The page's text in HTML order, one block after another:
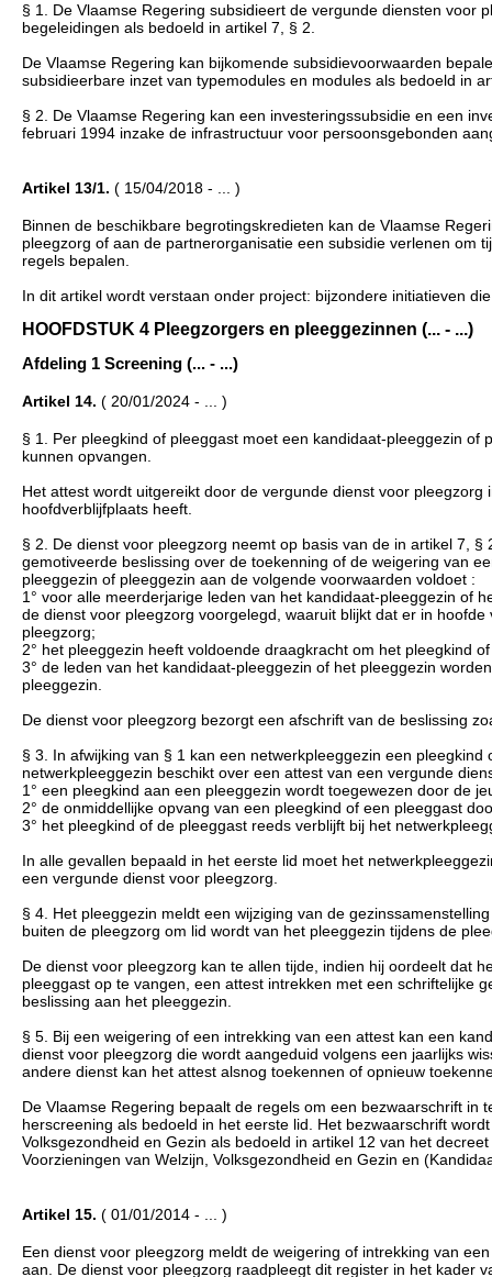
§ 1. De Vlaamse Regering subsidieert de vergunde diensten voor
begeleidingen als bedoeld in artikel 7, § 2.
De Vlaamse Regering kan bijkomende subsidievoorwaarden
subsidieerbare inzet van typemodules en modules als bedoeld in
§ 2. De Vlaamse Regering kan een investeringssubsidie en een
februari 1994 inzake de infrastructuur voor persoonsgebonden
Artikel 13/1. ( 15/04/2018 - ... )
Binnen de beschikbare begrotingskredieten kan de Vlaamse
pleegzorg of aan de partnerorganisatie een subsidie verlenen om
regels bepalen.
In dit artikel wordt verstaan onder project: bijzondere initiatieven
HOOFDSTUK 4 Pleegzorgers en pleeggezinnen (... - ...)
Afdeling 1 Screening (... - ...)
Artikel 14. ( 20/01/2024 - ... )
§ 1. Per pleegkind of pleeggast moet een kandidaat-pleeggezin
kunnen opvangen.
Het attest wordt uitgereikt door de vergunde dienst voor
hoofdverblijfplaats heeft.
§ 2. De dienst voor pleegzorg neemt op basis van de in artikel 7,
gemotiveerde beslissing over de toekenning of de weigering van
pleeggezin of pleeggezin aan de volgende voorwaarden voldoet :
1° voor alle meerderjarige leden van het kandidaat-pleeggezin of
de dienst voor pleegzorg voorgelegd, waaruit blijkt dat er in
pleegzorg;
2° het pleeggezin heeft voldoende draagkracht om het pleegkind
3° de leden van het kandidaat-pleeggezin of het pleeggezin
pleeggezin.
De dienst voor pleegzorg bezorgt een afschrift van de beslissing
§ 3. In afwijking van § 1 kan een netwerkpleeggezin een
netwerkpleeggezin beschikt over een attest van een vergunde
1° een pleegkind aan een pleeggezin wordt toegewezen door de
2° de onmiddellijke opvang van een pleegkind of een pleeggast
3° het pleegkind of de pleeggast reeds verblijft bij het
In alle gevallen bepaald in het eerste lid moet het
een vergunde dienst voor pleegzorg.
§ 4. Het pleeggezin meldt een wijziging van de
buiten de pleegzorg om lid wordt van het pleeggezin tijdens de
De dienst voor pleegzorg kan te allen tijde, indien hij oordeelt dat
pleeggast op te vangen, een attest intrekken met een schriftelijke
beslissing aan het pleeggezin.
§ 5. Bij een weigering of een intrekking van een attest kan een
dienst voor pleegzorg die wordt aangeduid volgens een jaarlijks
andere dienst kan het attest alsnog toekennen of opnieuw
De Vlaamse Regering bepaalt de regels om een bezwaarschrift
herscreening als bedoeld in het eerste lid. Het bezwaarschrift
Volksgezondheid en Gezin als bedoeld in artikel 12 van het
Voorzieningen van Welzijn, Volksgezondheid en Gezin en
Artikel 15. ( 01/01/2014 - ... )
Een dienst voor pleegzorg meldt de weigering of intrekking van
aan. De dienst voor pleegzorg raadpleegt dit register in het kader